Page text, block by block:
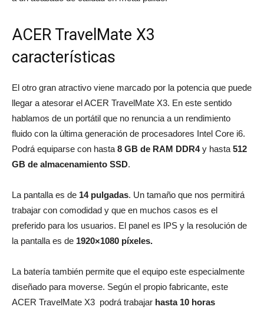
ACER TravelMate X3
características
El otro gran atractivo viene marcado por la potencia que puede
llegar a atesorar el ACER TravelMate X3. En este sentido
hablamos de un portátil que no renuncia a un rendimiento
fluido con la última generación de procesadores Intel Core i6.
Podrá equiparse con hasta 8 GB de RAM DDR4y hasta 512
GB de almacenamiento SSD.
La pantalla es de 14 pulgadas. Un tamaño que nos permitirá
trabajar con comodidad y que en muchos casos es el
preferido para los usuarios. El panel es IPS y la resolución de
la pantalla es de 1920×1080 píxeles.
La batería también permite que el equipo este especialmente
diseñado para moverse. Según el propio fabricante, este
ACER TravelMate X3 podrá trabajar hasta 10 horas